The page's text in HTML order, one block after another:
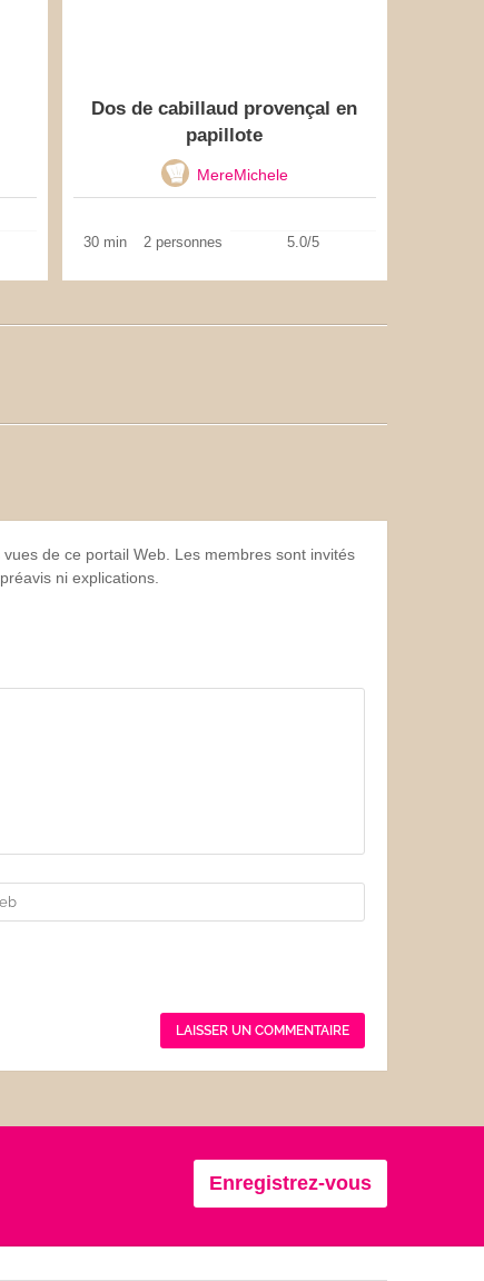
Dos de cabillaud provençal en
papillote
MereMichele
30 min 2 personnes 5.0/5
de ce portail Web. Les membres sont invités
ni explications.
Enregistrez-vous